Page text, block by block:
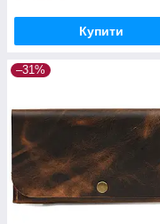
Купити
–31%